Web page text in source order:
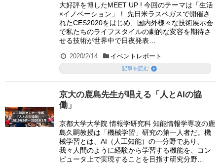
大好評を博したMEET UP ! 今回のテーマは「生活
×イノベーション」！ 先日米ラスベガスで開催さ
れたCES2020をはじめ、国内外様々な技術展示会
で私たちのライフスタイルの劇的な変容を期待さ
せる技術が世界中で日夜発表…
2020/2/14 イベントレポート
記事を読む 
京大の鹿島先生が唱える「人とAIの協
働」
京都大学大学院 情報学研究科 知能情報学専攻の鹿
島久嗣教授は「機械学習」研究の第一人者だ。機
械学習とは、AI（人工知能）の一分野であり、
我々人間のように経験から学習する機能を、コン
ピュータ上で実現することを目指す研究分野…